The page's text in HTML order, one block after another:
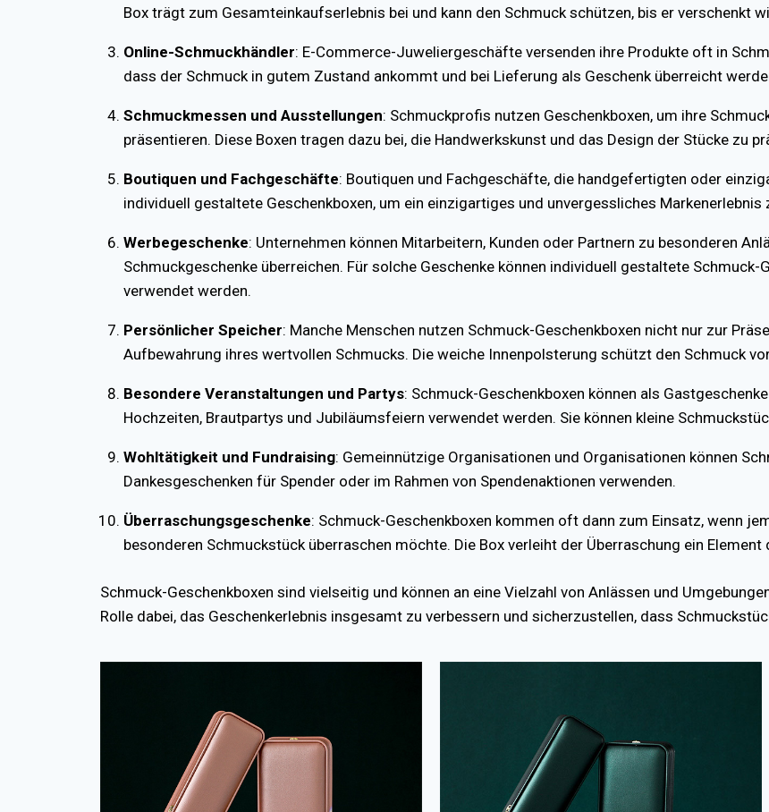
Box trägt zum Gesamteinkaufserlebnis bei und kann den Schmuck schützen, bis er verschenkt
Online-Schmuckhändler: E-Commerce-Juweliergeschäfte versenden ihre Produkte oft in
dass der Schmuck in gutem Zustand ankommt und bei Lieferung als Geschenk überreicht
Schmuckmessen und Ausstellungen: Schmuckprofis nutzen Geschenkboxen, um ihre
präsentieren. Diese Boxen tragen dazu bei, die Handwerkskunst und das Design der Stücke zu
Boutiquen und Fachgeschäfte: Boutiquen und Fachgeschäfte, die handgefertigten oder
individuell gestaltete Geschenkboxen, um ein einzigartiges und unvergessliches Markenerlebnis
Werbegeschenke: Unternehmen können Mitarbeitern, Kunden oder Partnern zu besonderen
Schmuckgeschenke überreichen. Für solche Geschenke können individuell gestaltete
verwendet werden.
Persönlicher Speicher: Manche Menschen nutzen Schmuck-Geschenkboxen nicht nur zur
Aufbewahrung ihres wertvollen Schmucks. Die weiche Innenpolsterung schützt den Schmuck
Besondere Veranstaltungen und Partys: Schmuck-Geschenkboxen können als
Hochzeiten, Brautpartys und Jubiläumsfeiern verwendet werden. Sie können kleine
Wohltätigkeit und Fundraising: Gemeinnützige Organisationen und Organisationen können
Dankesgeschenken für Spender oder im Rahmen von Spendenaktionen verwenden.
Überraschungsgeschenke: Schmuck-Geschenkboxen kommen oft dann zum Einsatz, wenn
besonderen Schmuckstück überraschen möchte. Die Box verleiht der Überraschung ein Element
Schmuck-Geschenkboxen sind vielseitig und können an eine Vielzahl von Anlässen und
Rolle dabei, das Geschenkerlebnis insgesamt zu verbessern und sicherzustellen, dass